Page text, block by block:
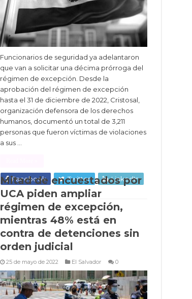
Funcionarios de seguridad ya adelantaron
que van a solicitar una décima prórroga del
régimen de excepción. Desde la
aprobación del régimen de excepción
hasta el 31 de diciembre de 2022, Cristosal,
organización defensora de los derechos
humanos, documentó un total de 3,211
personas que fueron víctimas de violaciones
a sus …
Facebook Twitter LinkedIn
Mitad de encuestados por
UCA piden ampliar
régimen de excepción,
mientras 48% está en
contra de detenciones sin
orden judicial
25 de mayo de 2022 El Salvador 0